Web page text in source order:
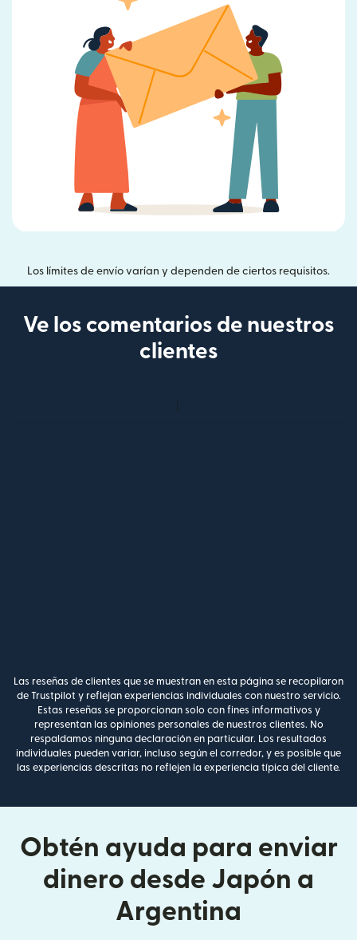
Los límites de envío varían y dependen de ciertos requisitos.
Ve los comentarios de nuestros
clientes
Las reseñas de clientes que se muestran en esta página se recopilaron
de Trustpilot y reflejan experiencias individuales con nuestro servicio.
Estas reseñas se proporcionan solo con fines informativos y
representan las opiniones personales de nuestros clientes. No
respaldamos ninguna declaración en particular. Los resultados
individuales pueden variar, incluso según el corredor, y es posible que
las experiencias descritas no reflejen la experiencia típica del cliente.
Obtén ayuda para enviar
dinero desde Japón a
Argentina